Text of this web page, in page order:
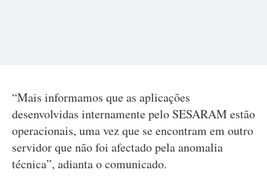
“Mais informamos que as aplicações
desenvolvidas internamente pelo SESARAM estão
operacionais, uma vez que se encontram em outro
servidor que não foi afectado pela anomalia
técnica”, adianta o comunicado.